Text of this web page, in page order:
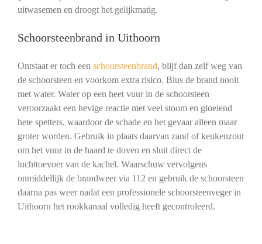
uitwasemen en droogt het gelijkmatig.
Schoorsteenbrand in Uithoorn
Ontstaat er toch een schoorsteenbrand, blijf dan zelf weg van
de schoorsteen en voorkom extra risico. Blus de brand nooit
met water. Water op een heet vuur in de schoorsteen
veroorzaakt een hevige reactie met veel stoom en gloeiend
hete spetters, waardoor de schade en het gevaar alleen maar
groter worden. Gebruik in plaats daarvan zand of keukenzout
om het vuur in de haard te doven en sluit direct de
luchttoevoer van de kachel. Waarschuw vervolgens
onmiddellijk de brandweer via 112 en gebruik de schoorsteen
daarna pas weer nadat een professionele schoorsteenveger in
Uithoorn het rookkanaal volledig heeft gecontroleerd.